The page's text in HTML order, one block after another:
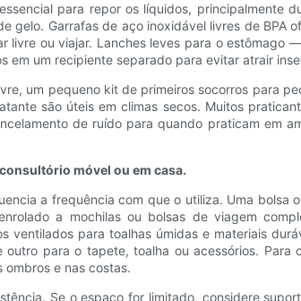
para repor os líquidos, principalmente
gelo. Garrafas de aço inoxidável livres de
livre ou viajar. Lanches leves para o
em um recipiente separado para evitar atrair
um pequeno kit de primeiros socorros para
são úteis em climas secos. Muitos
de ruído para quando praticam em
móvel ou em casa.
a frequência com que o utiliza. Uma
a mochilas ou bolsas de viagem
ventilados para toalhas úmidas e materiais
para o tapete, toalha ou acessórios.
e nas costas.
Se o espaço for limitado, considere